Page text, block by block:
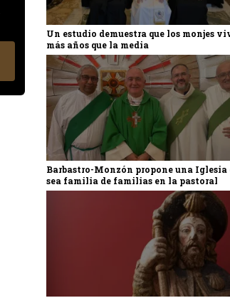
Un estudio demuestra que los monjes
más años que la media
Barbastro-Monzón propone una Iglesia
sea familia de familias en la pastoral